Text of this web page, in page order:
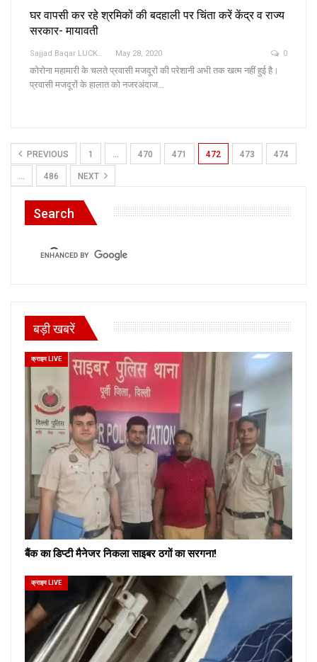
घर वापसी कर रहे श्रमिकों की बदहाली पर चिंता करें केंद्र व राज्य
सरकार- मायावती
Sajjad Baqar LUCKNOW May 28, 2020 0
कोरोना महामारी के चलते प्रवासी मजदूरों की परेशानी अभी तक खत्म नहीं हुई है।
प्रवासी मजदूरों के हालात को नजरअंदाज…
PREVIOUS 1 … 470 471 472 473 474
… 486 NEXT
Search
बड़ी खबरें
क्राइम LIVE
बैंक का डिप्टी मैनेजर निकला साइबर ठगों का सरगना!
क्राइम LIVE